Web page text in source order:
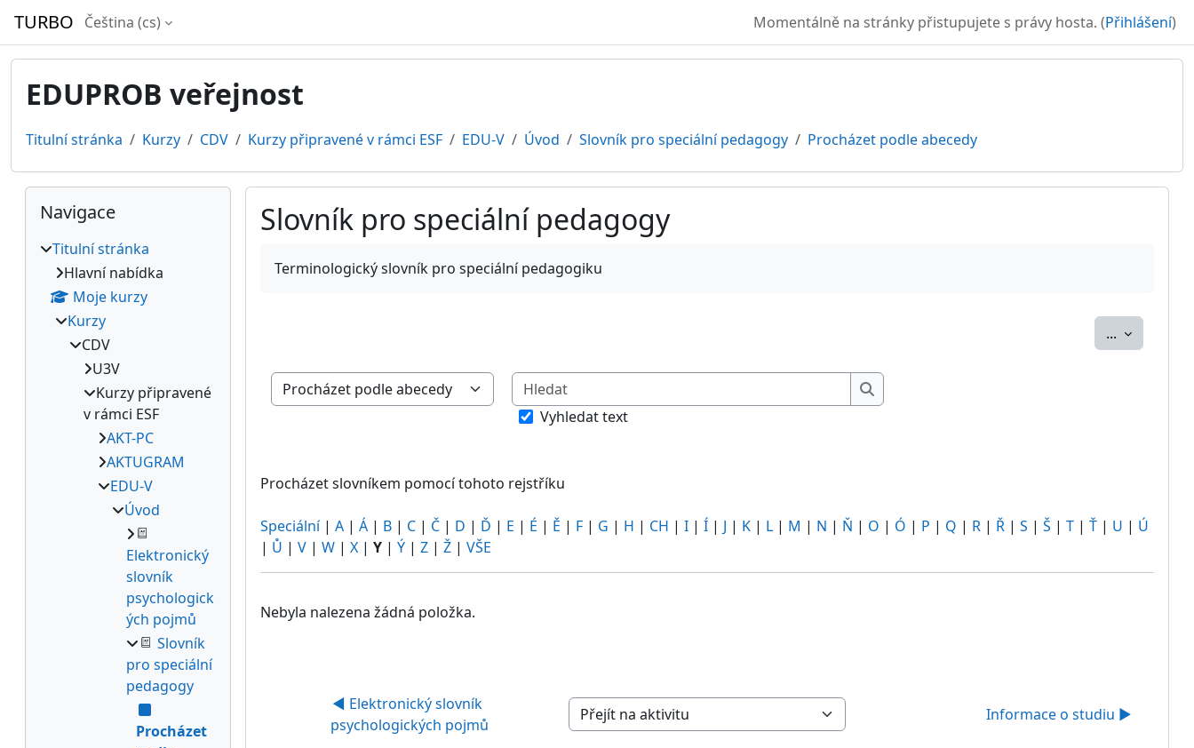
Přejít k hlavnímu obsahu
TURBO Čeština ‎(cs)‎ Momentálně na stránky přistupujete s právy hosta. (Přihlášení)
EDUPROB veřejnost
Titulní stránka Kurzy CDV Kurzy připravené v rámci ESF EDU-V Úvod Slovník pro speciální pedagogy Procházet podle abecedy
Slovník pro speciální pedagogy
Terminologický slovník pro speciální pedagogiku
...
Procházet slovníkem pomocí tohoto rejstříku
Hledat
Hledat
Vyhledat text
Procházet slovníkem pomocí tohoto rejstříku
Speciální| A | Á | B | C | Č | D | Ď | E | É | Ě | F | G | H | CH | I | Í | J | K | L | M | N | Ň | O | Ó | P | Q | R | Ř | S | Š | T | Ť | U | Ú
| Ů | V | W | X | Y | Ý | Z | Ž | VŠE
Nebyla nalezena žádná položka.
◀︎ Elektronický slovník
psychologických pojmů
Přejít na aktivitu Informace o studiu ▶︎
Bloky
Přeskočit: Navigace
Navigace
Titulní stránka
Hlavní nabídka
Moje kurzy
Kurzy
CDV
U3V
Kurzy připravené
v rámci ESF
AKT-PC
AKTUGRAM
EDU-V
Úvod
Elektronický
slovník
psychologick
ých pojmů
Slovník
pro speciální
pedagogy
Procházet